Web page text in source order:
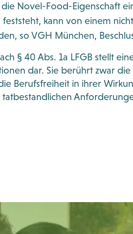
Novel-Food-Eigenschaft
feststeht, kann von einem
so VGH München,
§ 40 Abs. 1a LFGB stellt
dar. Sie berührt zwar
Berufsfreiheit in ihrer
tatbestandlichen